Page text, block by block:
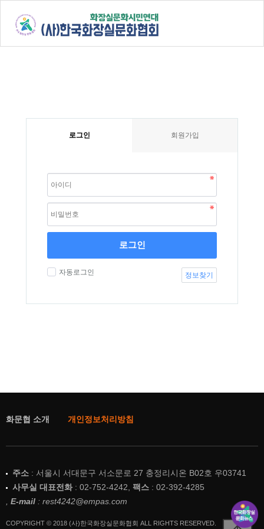
로그인 회원가입
로그인
자동로그인 정보찾기
화문협 소개 개인정보처리방침
주소 : 서울시 서대문구 서소문로 27 충정리시온 B02호 우03741
사무실 대표전화: 02-752-4242, 팩스 : 02-392-4285
E-mail : rest4242@empas.com
COPYRIGHT © 2018 (사)한국화장실문화협회 ALL RIGHTS RESERVED.